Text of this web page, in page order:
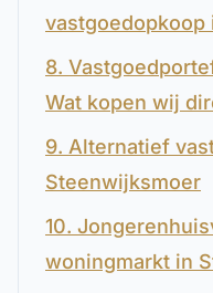
8.
Wat kopen wij
9. Alternatief
Steenwijksmoer
10.
woningmarkt in